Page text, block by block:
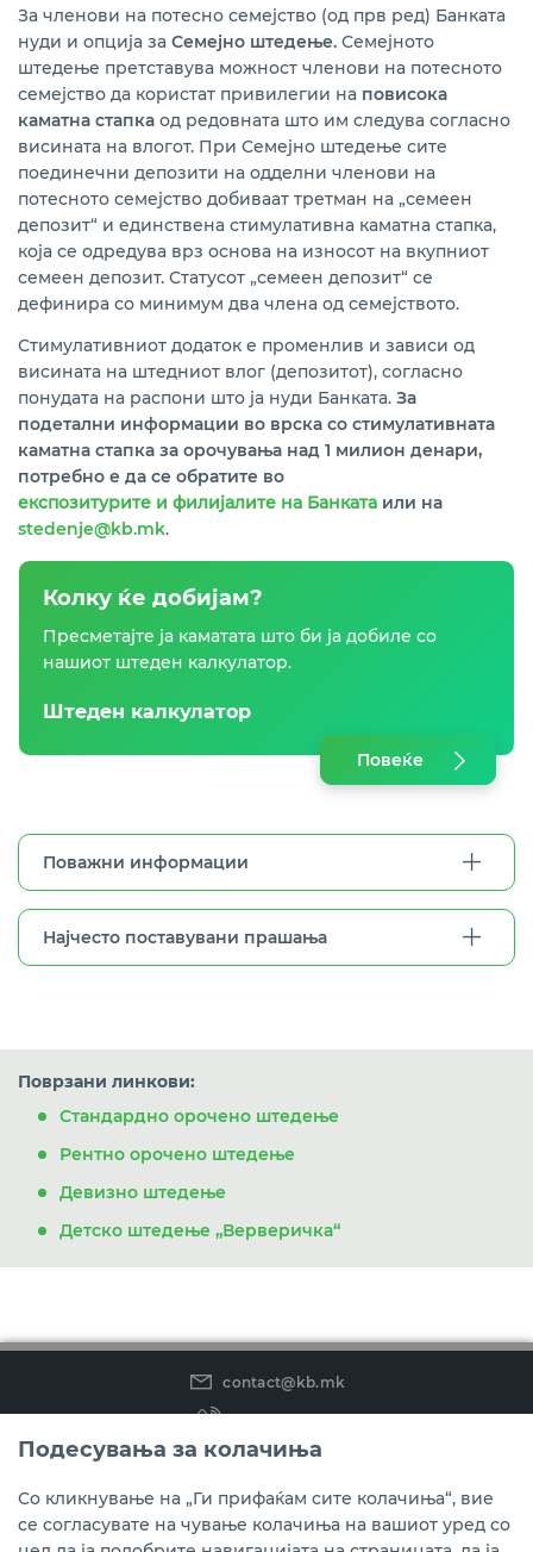
За членови на потесно семејство (од прв ред) Банката
нуди и опција за Семејно штедење. Семејното
штедење претставува можност членови на потесното
семејство да користат привилегии на повисока
каматна стапка од редовната што им следува согласно
висината на влогот. При Семејно штедење сите
поединечни депозити на одделни членови на
потесното семејство добиваат третман на „семеен
депозит“ и единствена стимулативна каматна стапка,
која се одредува врз основа на износот на вкупниот
семеен депозит. Статусот „семеен депозит“ се
дефинира со минимум два члена од семејството.
Стимулативниот додаток е променлив и зависи од
висината на штедниот влог (депозитот), согласно
понудата на распони што ја нуди Банката. За
подетални информации во врска со стимулативната
каматна стапка за орочувања над 1 милион денари,
потребно е да се обратите во
експозитурите и филијалите на Банката или на
stedenje@kb.mk.
Колку ќе добијам?
Пресметајте ја каматата што би ја добиле со
нашиот штеден калкулатор.
Штеден калкулатор
Повеќе
Поважни информации
Најчесто поставувани прашања
Поврзани линкови:
Стандардно орочено штедење
Рентно орочено штедење
Девизно штедење
Детско штедење „Верверичка“
contact@kb.mk
(02) 3 296 800
Instagram
LinkedIn
Youtube
Подесувања за колачиња
Со кликнување на „Ги прифаќам сите колачиња“, вие
се согласувате на чување колачиња на вашиот уред со